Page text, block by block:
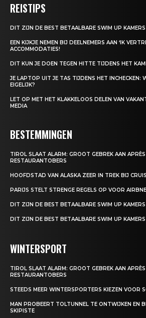
REISTIPS
DIT ZIJN DE BEST BETAALBARE SWIM UP
EEN KIJKJE NEMEN BIJ DEELNEMERS AAN ‘IK
ACCOMMODATIES!
DIT KUN JE DOEN TEGEN HITTE TIJDENS HET
JE LAPTOP UIT JE TAS TIJDENS HET INCHECKEN:
EIGELIJK?
LET OP MET HET KLAKKELOOS DELEN VAN
MEDIA
BESTEMMINGEN
TIROL SLAAT ALARM: GROOT GEBREK AAN
RESTAURANTOBERS
HOOFDSTAD VAN ALASKA ZEER IN TREK BIJ
PARIJS STELT STRENGE REGELS OP VOOR
DIT ZIJN DE BEST BETAALBARE SWIM UP
DIT ZIJN DE BEST BETAALBARE SWIM UP
WINTERSPORT
TIROL SLAAT ALARM: GROOT GEBREK AAN
RESTAURANTOBERS
STEEDS MEER WINTERSPORTERS KIEZEN VOOR
MAN PROBEERT TOLTUNNEL TE ONTWIJKEN EN
SKIPISTE